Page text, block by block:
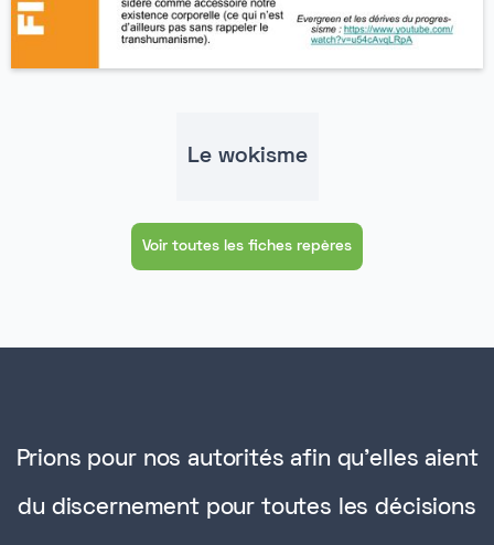
Le wokisme
Voir toutes les fiches repères
Prions pour nos autorités afin qu'elles aient
du discernement pour toutes les décisions